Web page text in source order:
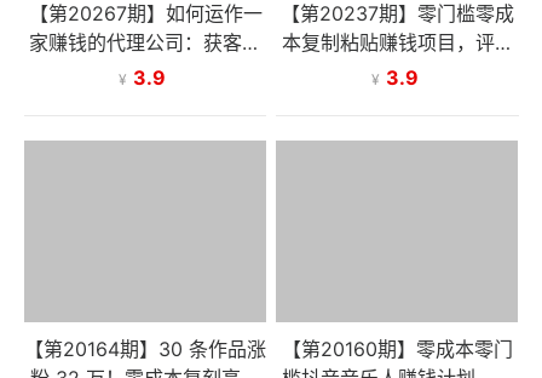
【第20267期】如何运作一
家赚钱的代理公司：获客转
化，服务交付，团队管理全
¥ 3.9
【第20237期】零门槛零成
本复制粘贴赚钱项目，评论
区留言评论即可轻松日赚取1
¥ 3.9
【第20164期】30 条作品涨
【第20160期】零成本零门